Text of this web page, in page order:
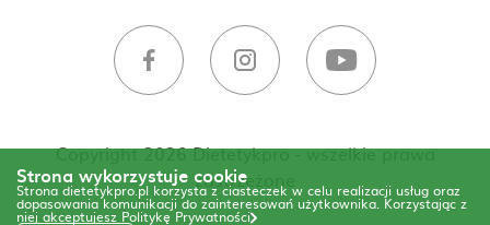
Copyright 2026 Dietetykpro - wszelkie prawa
zastrzeżone
Strona wykorzystuje cookie
Strona dietetykpro.pl korzysta z ciasteczek w celu realizacji usług oraz
dopasowania komunikacji do zainteresowań użytkownika. Korzystając z
niej akceptujesz Politykę Prywatności